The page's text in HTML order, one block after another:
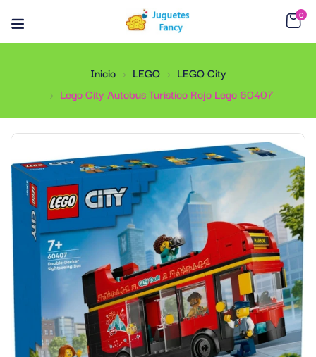
0
Inicio LEGO
LEGO City
Lego City Autobus Turistico Rojo Lego 60407